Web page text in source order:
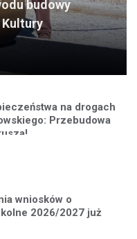
budowy
na drogach
Przebudowa
wniosków o
2026/2027 już